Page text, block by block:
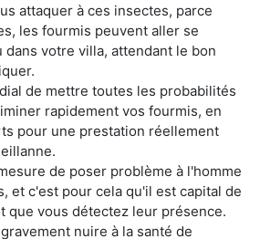
attaquer à ces insectes, parce
les fourmis peuvent aller se
votre villa, attendant le bon
de mettre toutes les probabilités
rapidement vos fourmis, en
pour une prestation réellement
de poser problème à l'homme
et c'est pour cela qu'il est capital de
que vous détectez leur présence.
nuire à la santé de